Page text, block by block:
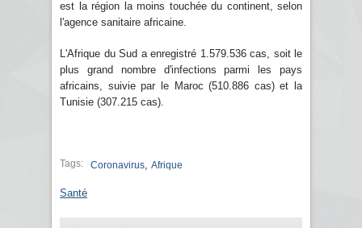
est la région la moins touchée du continent, selon
l'agence sanitaire africaine.
L'Afrique du Sud a enregistré 1.579.536 cas, soit le
plus grand nombre d'infections parmi les pays
africains, suivie par le Maroc (510.886 cas) et la
Tunisie (307.215 cas).
Tags: Coronavirus Afrique
Santé